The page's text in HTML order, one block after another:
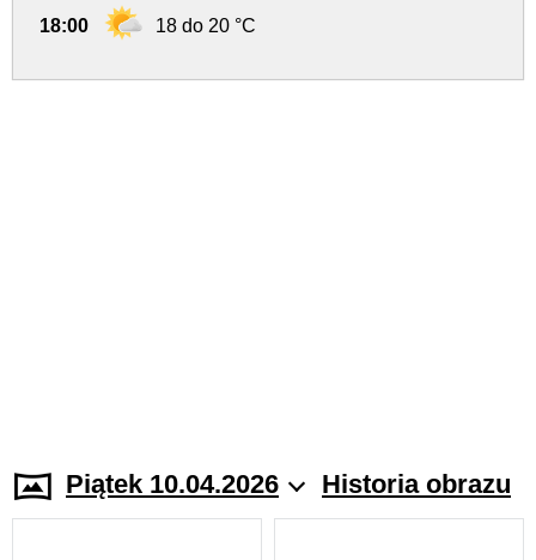
18:00 18 do 20 °C
Piątek 10.04.2026 Historia obrazu